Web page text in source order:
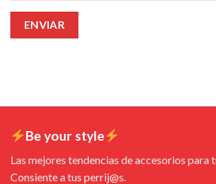
Be your style
Las mejores tendencias de accesorios para
Consiente a tus perrij@s.